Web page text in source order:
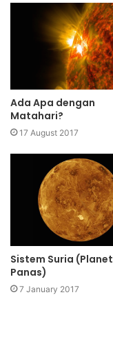
Ada Apa dengan
Matahari?
17 August 2017
Sistem Suria (Planet
Panas)
7 January 2017